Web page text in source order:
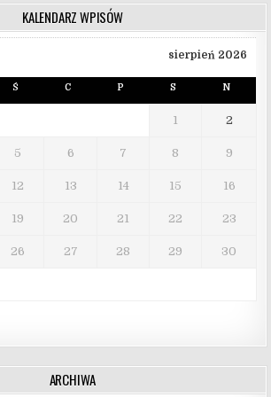
KALENDARZ WPISÓW
sierpień 2026
Ś C P S N
1 2
5 6 7 8 9
12 13 14 15 16
19 20 21 22 23
26 27 28 29 30
ARCHIWA